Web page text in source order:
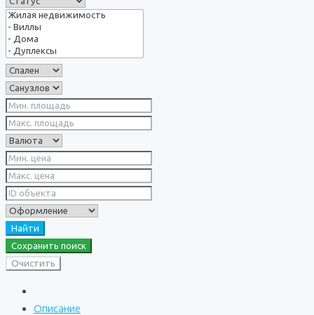
Найти
Сохранить поиск
Очистить
Описание